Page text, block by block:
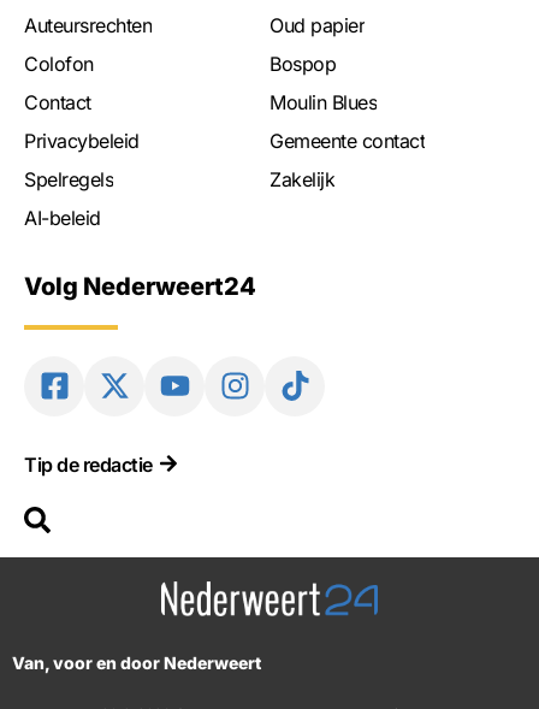
Auteursrechten
Colofon
Contact
Privacybeleid
Spelregels
AI-beleid
Oud papier
Bospop
Moulin Blues
Gemeente contact
Zakelijk
Volg Nederweert24
Tip de redactie
Van, voor en door Nederweert